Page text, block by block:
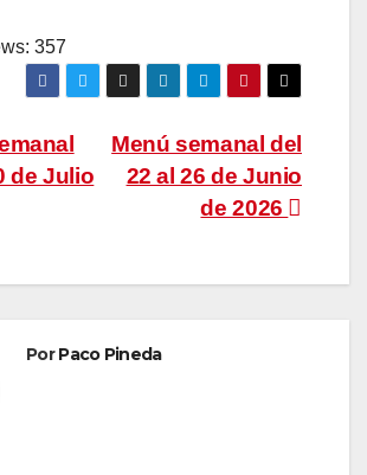
357
Menú semanal del
22 al 26 de Junio
de 2026
de Julio
PorPaco Pineda